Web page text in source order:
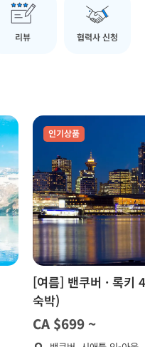
리뷰 협력사 신청
인기상품
[여름] 밴쿠버 · 록키
숙박)
CA $699 ~